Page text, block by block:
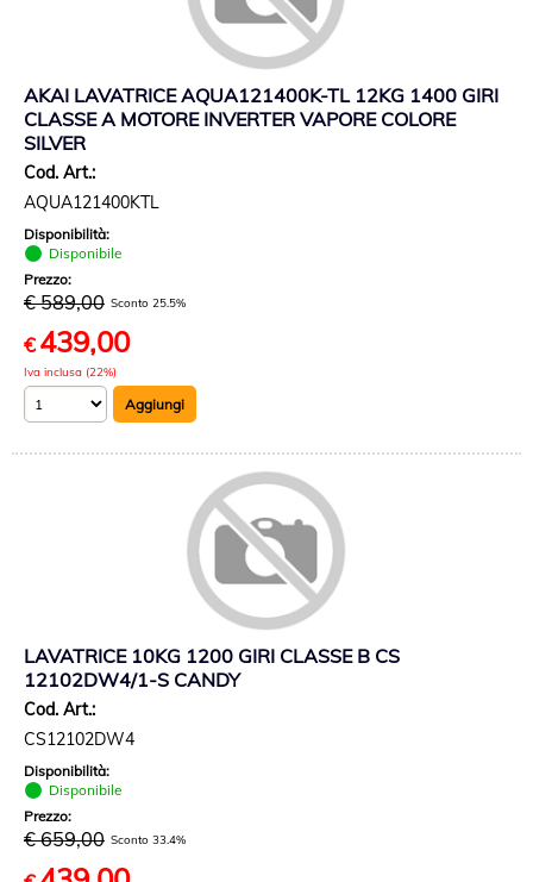
AKAI LAVATRICE AQUA121400K-TL 12KG 1400 GIRI
CLASSE A MOTORE INVERTER VAPORE COLORE
SILVER
Cod. Art.:
AQUA121400KTL
Disponibilità:
Disponibile
Prezzo:
€ 589,00 Sconto 25.5%
€ 439,00
Iva inclusa (22%)
LAVATRICE 10KG 1200 GIRI CLASSE B CS
12102DW4/1-S CANDY
Cod. Art.:
CS12102DW4
Disponibilità:
Disponibile
Prezzo:
€ 659,00 Sconto 33.4%